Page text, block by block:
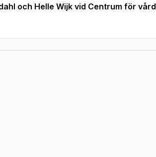
och Helle Wijk vid Centrum för